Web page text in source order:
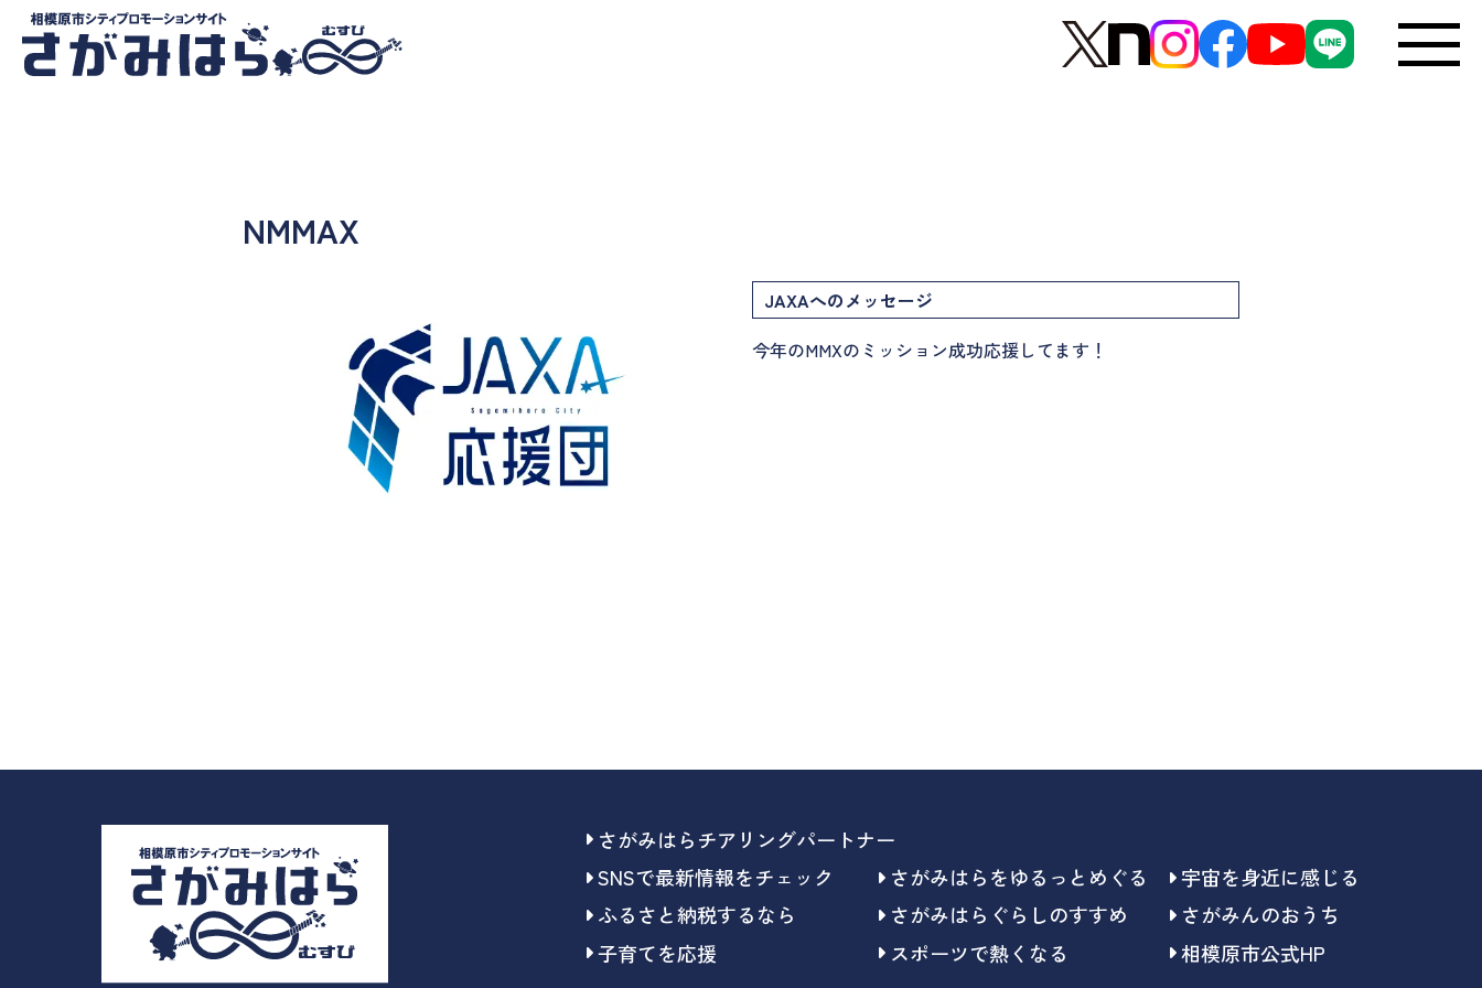
NMMAX
JAXAへのメッセージ
今年のMMXのミッション成功応援してます！
さがみはらチアリングパートナー
SNSで最新情報をチェック
さがみはらをゆるっとめぐる
宇宙を身近に感じる
ふるさと納税するなら
さがみはらぐらしのすすめ
さがみんのおうち
子育てを応援
スポーツで熱くなる 相模原市公式HP